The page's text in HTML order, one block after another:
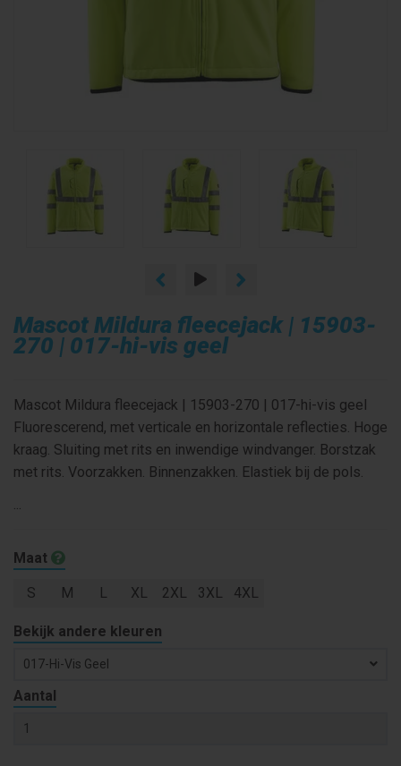
Mascot Mildura fleecejack | 15903-
270 | 017-hi-vis geel
Mascot Mildura fleecejack | 15903-270 | 017-hi-vis geel
Fluorescerend, met verticale en horizontale reflecties. Hoge
kraag. Sluiting met rits en inwendige windvanger. Borstzak
met rits. Voorzakken. Binnenzakken. Elastiek bij de pols.
Maat
S M L XL 2XL 3XL 4XL
Bekijk andere kleuren
017-Hi-Vis Geel
Aantal